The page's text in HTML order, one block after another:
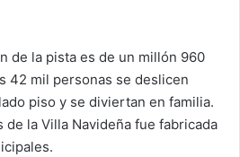
de la pista es de un millón 960
42 mil personas se deslicen
piso y se diviertan en familia.
de la Villa Navideña fue fabricada